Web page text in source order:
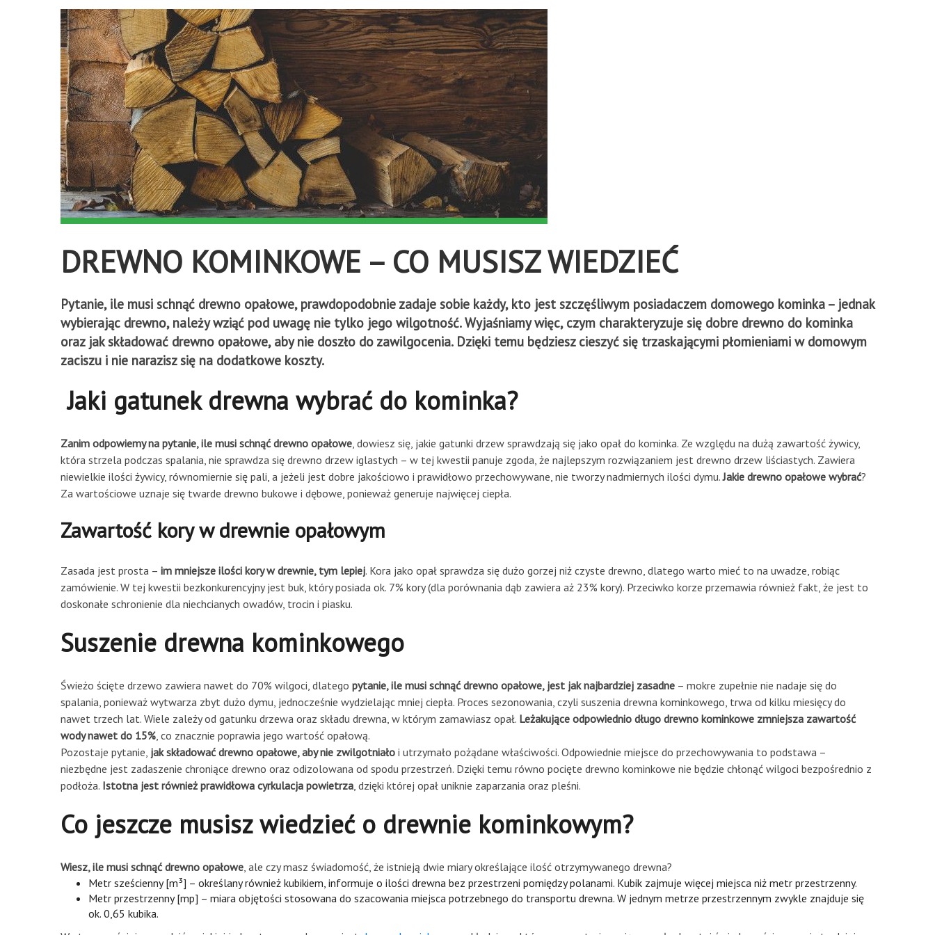
DREWNO KOMINKOWE – CO MUSISZ WIEDZIEĆ
Pytanie, ile musi schnąć drewno opałowe, prawdopodobnie zadaje sobie każdy, kto jest szczęśliwym posiadaczem domowego kominka – jednak
wybierając drewno, należy wziąć pod uwagę nie tylko jego wilgotność. Wyjaśniamy więc, czym charakteryzuje się dobre drewno do kominka
oraz jak składować drewno opałowe, aby nie doszło do zawilgocenia. Dzięki temu będziesz cieszyć się trzaskającymi płomieniami w domowym
zaciszu i nie narazisz się na dodatkowe koszty.
Jaki gatunek drewna wybrać do kominka?
Zanim odpowiemy na pytanie, ile musi schnąć drewno opałowe, dowiesz się, jakie gatunki drzew sprawdzają się jako opał do kominka. Ze względu na dużą zawartość żywicy,
która strzela podczas spalania, nie sprawdza się drewno drzew iglastych – w tej kwestii panuje zgoda, że najlepszym rozwiązaniem jest drewno drzew liściastych. Zawiera
niewielkie ilości żywicy, równomiernie się pali, a jeżeli jest dobre jakościowo i prawidłowo przechowywane, nie tworzy nadmiernych ilości dymu.Jakie drewno opałowe wybrać?
Za wartościowe uznaje się twarde drewno bukowe i dębowe, ponieważ generuje najwięcej ciepła.
Zawartość kory w drewnie opałowym
Zasada jest prosta – im mniejsze ilości kory w drewnie, tym lepiej. Kora jako opał sprawdza się dużo gorzej niż czyste drewno, dlatego warto mieć to na uwadze, robiąc
zamówienie. W tej kwestii bezkonkurencyjny jest buk, który posiada ok. 7% kory (dla porównania dąb zawiera aż 23% kory). Przeciwko korze przemawia również fakt, że jest to
doskonałe schronienie dla niechcianych owadów, trocin i piasku.
Suszenie drewna kominkowego
Świeżo ścięte drzewo zawiera nawet do 70% wilgoci, dlatego pytanie, ile musi schnąć drewno opałowe, jest jak najbardziej zasadne – mokre zupełnie nie nadaje się do
spalania, ponieważ wytwarza zbyt dużo dymu, jednocześnie wydzielając mniej ciepła. Proces sezonowania, czyli suszenia drewna kominkowego, trwa od kilku miesięcy do
nawet trzech lat. Wiele zależy od gatunku drzewa oraz składu drewna, w którym zamawiasz opał. Leżakujące odpowiednio długo drewno kominkowe zmniejsza zawartość
wody nawet do 15%, co znacznie poprawia jego wartość opałową.
Pozostaje pytanie, jak składować drewno opałowe, aby nie zwilgotniało i utrzymało pożądane właściwości. Odpowiednie miejsce do przechowywania to podstawa –
niezbędne jest zadaszenie chroniące drewno oraz odizolowana od spodu przestrzeń. Dzięki temu równo pocięte drewno kominkowe nie będzie chłonąć wilgoci bezpośrednio z
podłoża. Istotna jest również prawidłowa cyrkulacja powietrza, dzięki której opał uniknie zaparzania oraz pleśni.
Co jeszcze musisz wiedzieć o drewnie kominkowym?
Wiesz, ile musi schnąć drewno opałowe, ale czy masz świadomość, że istnieją dwie miary określające ilość otrzymywanego drewna?
Metr sześcienny [m³] – określany również kubikiem, informuje o ilości drewna bez przestrzeni pomiędzy polanami. Kubik zajmuje więcej miejsca niż metr przestrzenny.
Metr przestrzenny [mp] – miara objętości stosowana do szacowania miejsca potrzebnego do transportu drewna. W jednym metrze przestrzennym zwykle znajduje się
ok. 0,65 kubika.